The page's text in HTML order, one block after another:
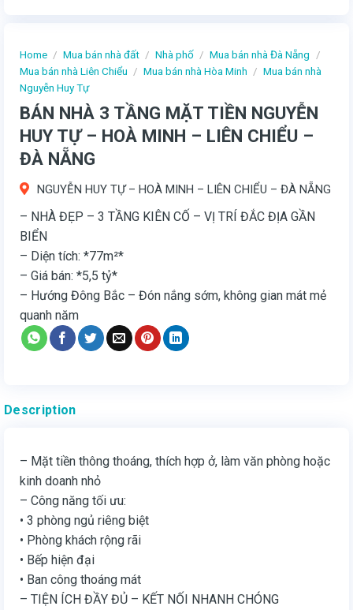
Home / Mua bán nhà đất / Nhà phố / Mua bán nhà Đà Nẵng
/
Mua bán nhà Liên Chiểu / Mua bán nhà Hòa Minh / Mua bán nhà
Nguyễn Huy Tự
BÁN NHÀ 3 TẦNG MẶT TIỀN NGUYỄN
HUY TỰ – HOÀ MINH – LIÊN CHIỂU –
ĐÀ NẴNG
NGUYỄN HUY TỰ – HOÀ MINH – LIÊN CHIỂU – ĐÀ NẴNG
– NHÀ ĐẸP – 3 TẦNG KIÊN CỐ – VỊ TRÍ ĐẮC ĐỊA GẦN
BIỂN
– Diện tích: *77m²*
– Giá bán: *5,5 tỷ*
– Hướng Đông Bắc – Đón nắng sớm, không gian mát mẻ
quanh năm
Description
– Mặt tiền thông thoáng, thích hợp ở, làm văn phòng hoặc
kinh doanh nhỏ
– Công năng tối ưu:
• 3 phòng ngủ riêng biệt
• Phòng khách rộng rãi
• Bếp hiện đại
• Ban công thoáng mát
– TIỆN ÍCH ĐẦY ĐỦ – KẾT NỐI NHANH CHÓNG